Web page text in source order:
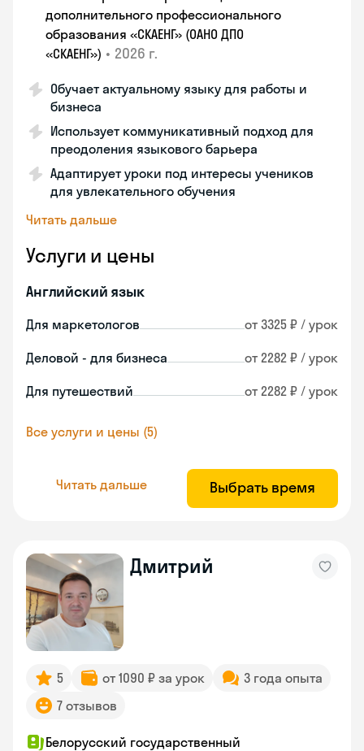
дополнительного профессионального
образования «СКАЕНГ» (ОАНО ДПО
«СКАЕНГ») • 2026 г.
Обучает актуальному языку для работы и
бизнеса
Использует коммуникативный подход для
преодоления языкового барьера
Адаптирует уроки под интересы учеников
для увлекательного обучения
Читать дальше
Услуги и цены
Английский язык
Для маркетологов от 3325 ₽ / урок
Деловой - для бизнеса от 2282 ₽ / урок
Для путешествий от 2282 ₽ / урок
Все услуги и цены (5)
Читать дальше Выбрать время
Дмитрий
5 от 1090 ₽ за урок
3 года опыта
7 отзывов
Белорусский государственный